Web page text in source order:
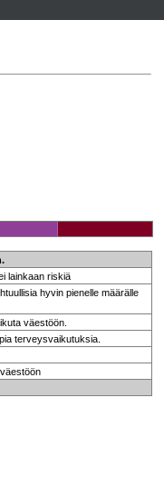
lainkaan riskiä
hyvin pienelle määrälle
väestöön.
terveysvaikutuksia.